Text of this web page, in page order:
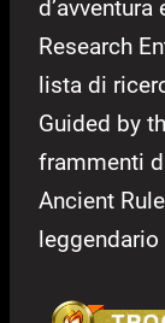
Research
lista di
Guided by
frammenti
Ancient
leggendario